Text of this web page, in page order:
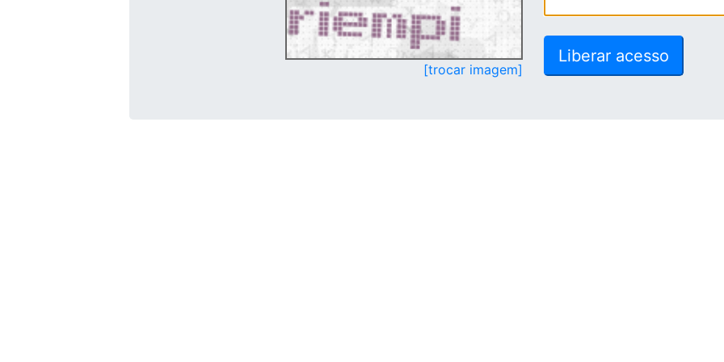
[trocar imagem]